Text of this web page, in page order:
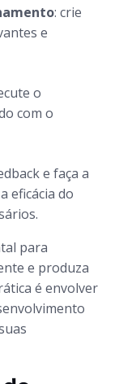
: crie
e
o
com o
e faça a
eficácia do
para
e produza
é envolver